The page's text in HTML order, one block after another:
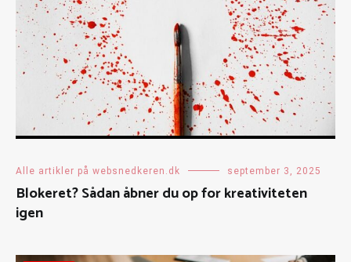
Alle artikler på websnedkeren.dk september 3, 2025
Blokeret? Sådan åbner du op for kreativiteten
igen